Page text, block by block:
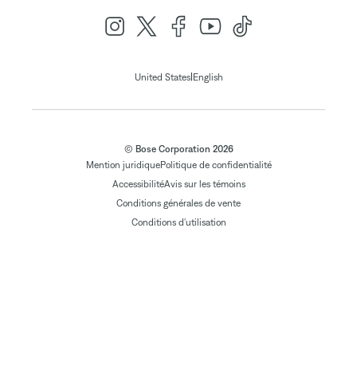
United States| English
© Bose Corporation 2026
Mention juridiquePolitique de confidentialité
AccessibilitéAvis sur les témoins
Conditions générales de vente
Conditions d'utilisation